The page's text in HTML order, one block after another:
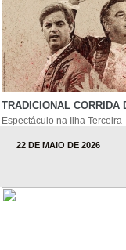
TRADICIONAL CORRIDA
Espectáculo na Ilha Terceira
22 DE MAIO DE 2026